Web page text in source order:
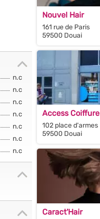
n.c
n.c
n.c
n.c
n.c
n.c
n.c
Nouvel Hair
161 rue de Paris
59500 Douai
Access Coiffure
102 place d'armes
59500 Douai
Caract'Hair